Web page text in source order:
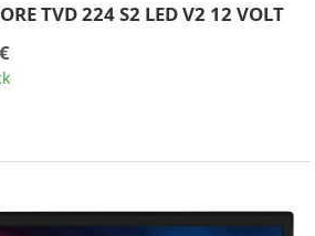
TVD 224 S2 LED V2 12 VOLT